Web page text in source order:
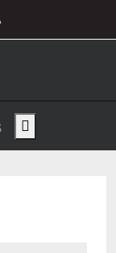
d'usuari
de
Show main